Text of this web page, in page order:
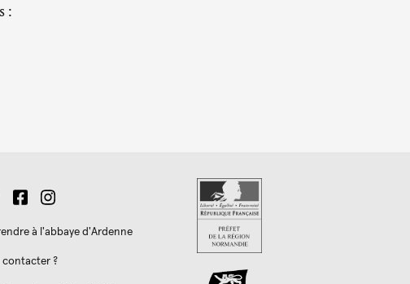
:
à l'abbaye d'Ardenne
contacter ?